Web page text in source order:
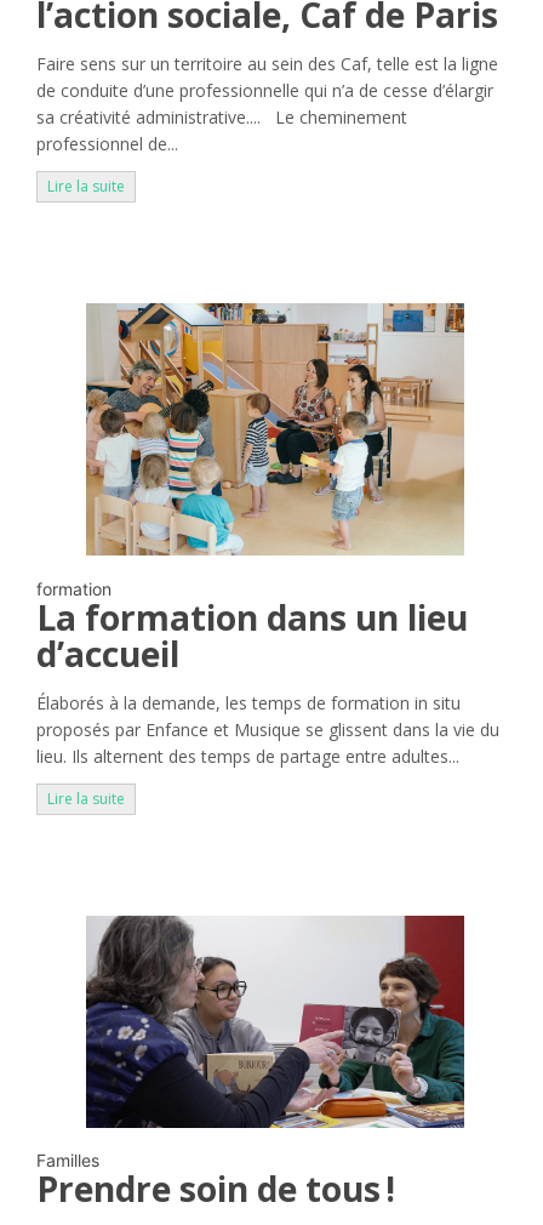
l’action sociale, Caf de Paris
Faire sens sur un territoire au sein des Caf, telle est la ligne
de conduite d’une professionnelle qui n’a de cesse d’élargir
sa créativité administrative.... Le cheminement
professionnel de...
Lire la suite
formation
La formation dans un lieu
d’accueil
Élaborés à la demande, les temps de formation in situ
proposés par Enfance et Musique se glissent dans la vie du
lieu. Ils alternent des temps de partage entre adultes...
Lire la suite
Familles
Prendre soin de tous !